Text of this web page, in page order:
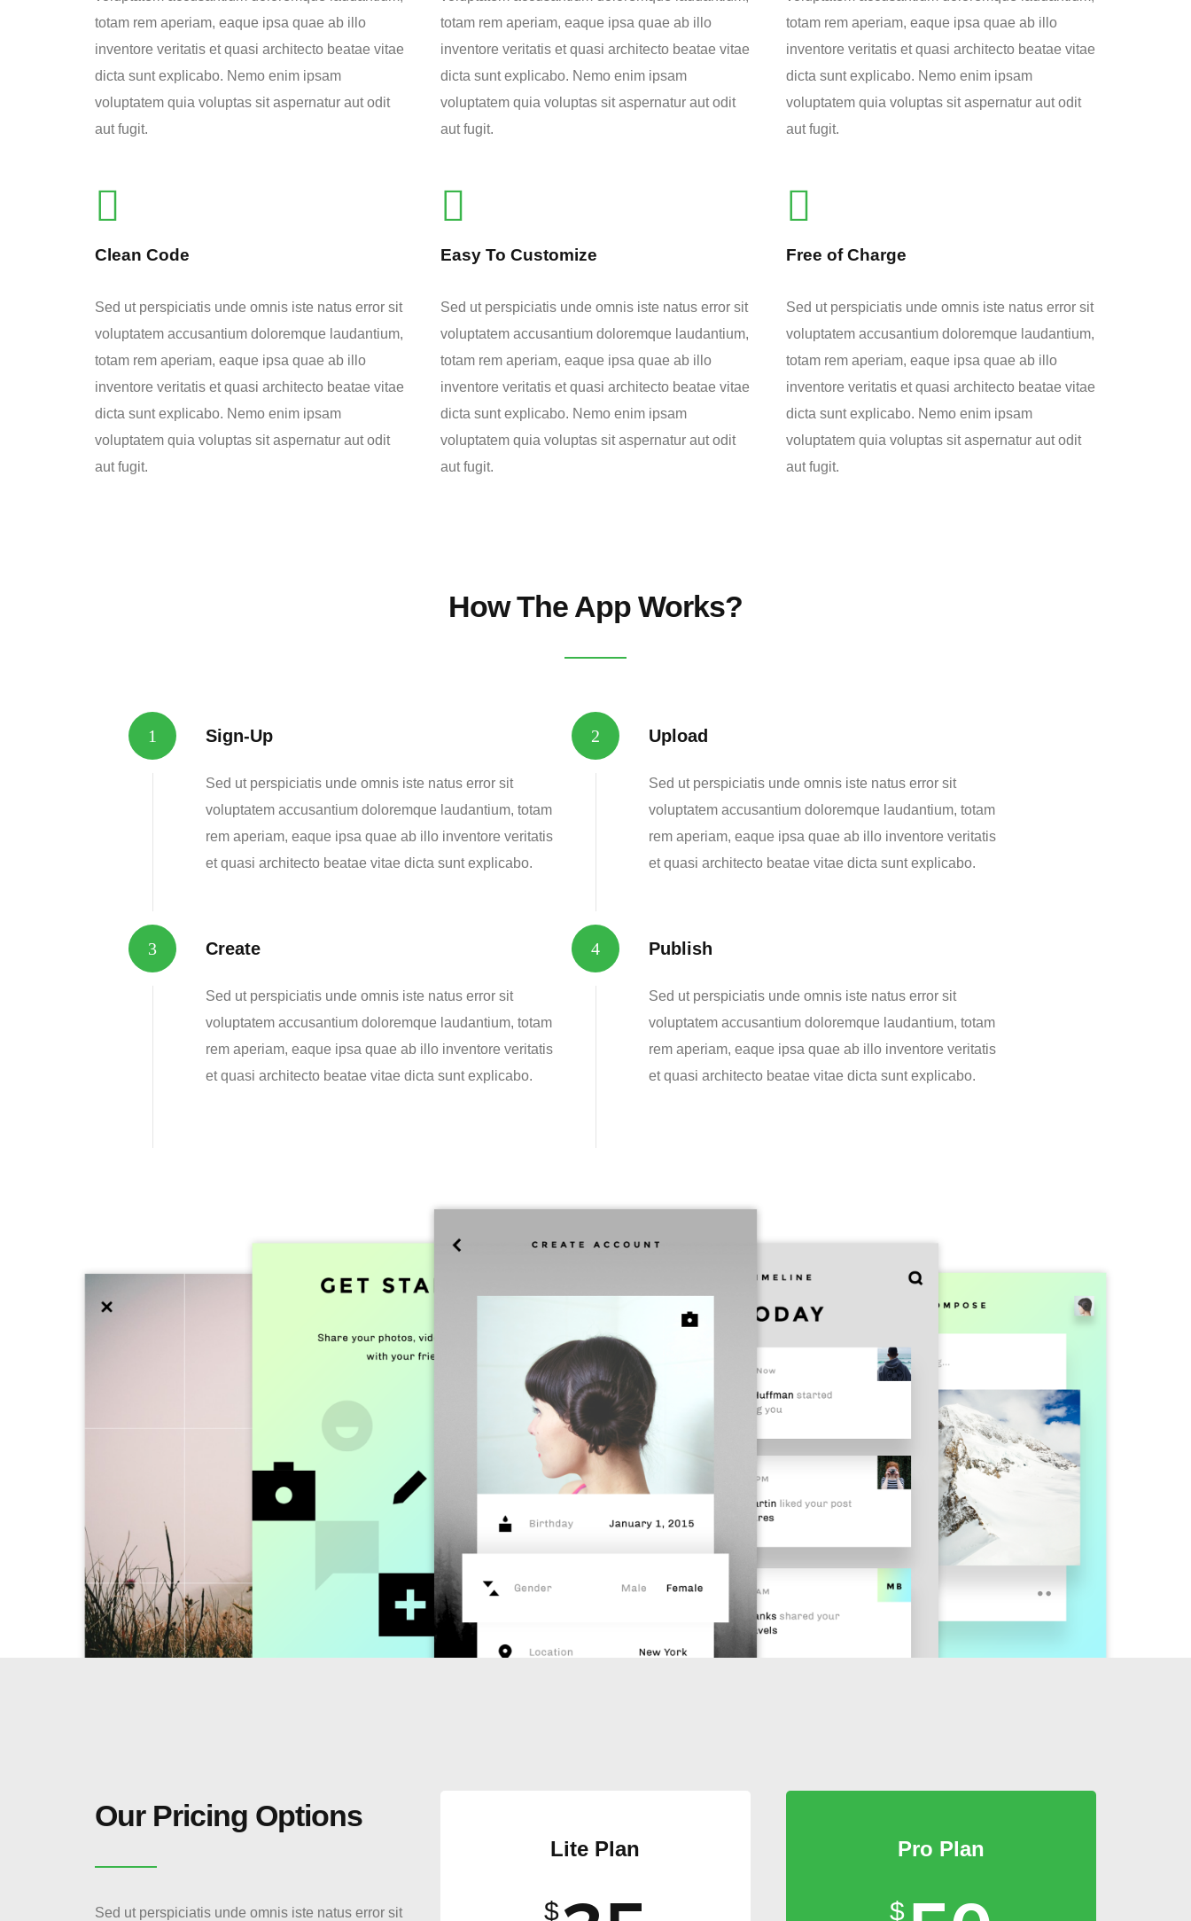
totam rem aperiam, eaque ipsa quae ab illo
inventore veritatis et quasi architecto beatae vitae
dicta sunt explicabo. Nemo enim ipsam
voluptatem quia voluptas sit aspernatur aut odit
aut fugit.
totam rem aperiam, eaque ipsa quae ab illo
inventore veritatis et quasi architecto beatae vitae
dicta sunt explicabo. Nemo enim ipsam
voluptatem quia voluptas sit aspernatur aut odit
aut fugit.
totam rem aperiam, eaque ipsa quae ab illo
inventore veritatis et quasi architecto beatae vitae
dicta sunt explicabo. Nemo enim ipsam
voluptatem quia voluptas sit aspernatur aut odit
aut fugit.
Clean Code
Sed ut perspiciatis unde omnis iste natus error sit
voluptatem accusantium doloremque laudantium,
totam rem aperiam, eaque ipsa quae ab illo
inventore veritatis et quasi architecto beatae vitae
dicta sunt explicabo. Nemo enim ipsam
voluptatem quia voluptas sit aspernatur aut odit
aut fugit.
Easy To Customize
Sed ut perspiciatis unde omnis iste natus error sit
voluptatem accusantium doloremque laudantium,
totam rem aperiam, eaque ipsa quae ab illo
inventore veritatis et quasi architecto beatae vitae
dicta sunt explicabo. Nemo enim ipsam
voluptatem quia voluptas sit aspernatur aut odit
aut fugit.
Free of Charge
Sed ut perspiciatis unde omnis iste natus error sit
voluptatem accusantium doloremque laudantium,
totam rem aperiam, eaque ipsa quae ab illo
inventore veritatis et quasi architecto beatae vitae
dicta sunt explicabo. Nemo enim ipsam
voluptatem quia voluptas sit aspernatur aut odit
aut fugit.
How The App Works?
Sign-Up
Sed ut perspiciatis unde omnis iste natus error sit
voluptatem accusantium doloremque laudantium, totam
rem aperiam, eaque ipsa quae ab illo inventore veritatis
et quasi architecto beatae vitae dicta sunt explicabo.
Upload
Sed ut perspiciatis unde omnis iste natus error sit
voluptatem accusantium doloremque laudantium, totam
rem aperiam, eaque ipsa quae ab illo inventore veritatis
et quasi architecto beatae vitae dicta sunt explicabo.
Create
Sed ut perspiciatis unde omnis iste natus error sit
voluptatem accusantium doloremque laudantium, totam
rem aperiam, eaque ipsa quae ab illo inventore veritatis
et quasi architecto beatae vitae dicta sunt explicabo.
Publish
Sed ut perspiciatis unde omnis iste natus error sit
voluptatem accusantium doloremque laudantium, totam
rem aperiam, eaque ipsa quae ab illo inventore veritatis
et quasi architecto beatae vitae dicta sunt explicabo.
Our Pricing Options
Sed ut perspiciatis unde omnis iste natus error sit
Lite Plan
$
Pro Plan
$